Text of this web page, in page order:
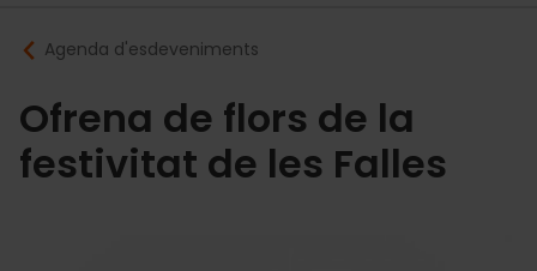
Main
navigation
Breadcrumb
Agenda d'esdeveniments
Ofrena de flors de la
festivitat de les Falles